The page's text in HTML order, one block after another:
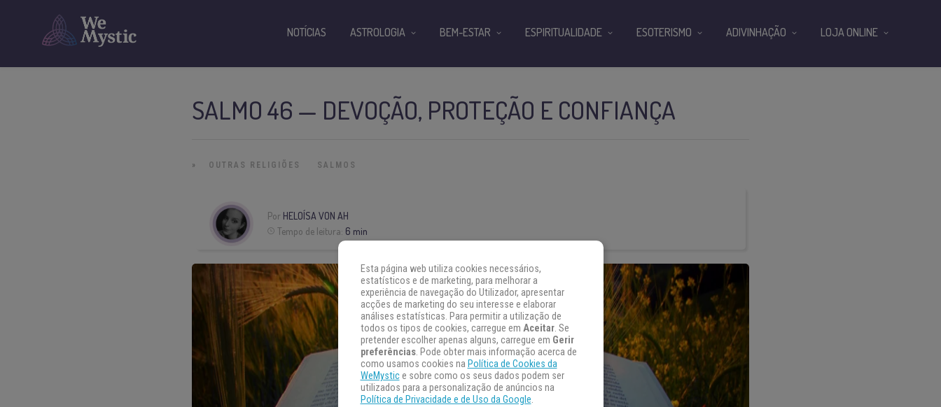
SALMO 46 — DEVOÇÃO, PROTEÇÃO E CONFIANÇA
» OUTRAS RELIGIÕES SALMOS
Por HELOÍSA VON AH
Tempo de leitura: 6 min
NOTÍCIAS ASTROLOGIA BEM-ESTAR ESPIRITUALIDADE ESOTERISMO ADIVINHAÇÃO LOJA ONLINE
Esta página web utiliza cookies necessários,
estatísticos e de marketing, para melhorar a
experiência de navegação do Utilizador, apresentar
acções de marketing do seu interesse e elaborar
análises estatísticas. Para permitir a utilização de
todos os tipos de cookies, carregue em Aceitar. Se
pretender escolher apenas alguns, carregue em Gerir
preferências. Pode obter mais informação acerca de
como usamos cookies na Política de Cookies da
WeMystice sobre como os seus dados podem ser
utilizados para a personalização de anúncios na
Política de Privacidade e de Uso da Google.